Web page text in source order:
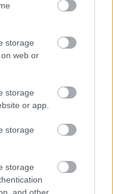
storage
web or
storage
or app.
storage
storage
tévedek?
a zenekari
s nem pedig a
énekes oldaláról,
Egy órának
a
italgyártó
hogy
nézzen –
a színpadi
gondolhatjuk ezt is.
ami annyira jó
Ezzel meg is